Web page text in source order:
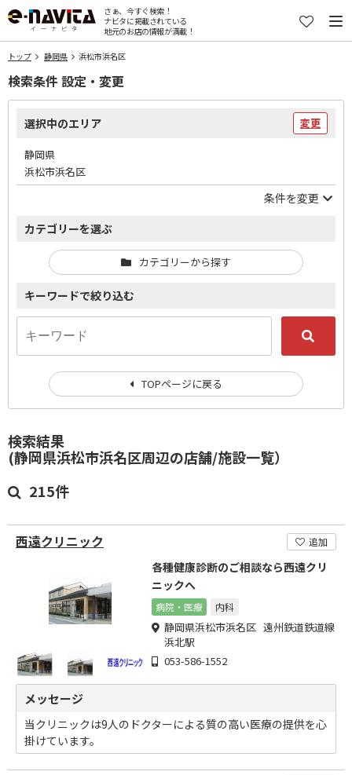
さぁ、今すぐ検索！
ナビタに掲載されている
地元のお店の情報が満載！
トップ 静岡県 浜松市浜名区
検索結果
(静岡県浜松市浜名区周辺の店舗/施設一覧）
215件
西遠クリニック 追加
各種健康診断のご相談なら西遠クリ
ニックへ
病院・医療 内科
静岡県浜松市浜名区 遠州鉄道鉄道線
浜北駅
053-586-1552
メッセージ
当クリニックは9人のドクターによる質の高い医療の提供を心
掛けています。
検索条件 設定・変更
選択中のエリア 変更
静岡県
浜松市浜名区
条件を変更
カテゴリーを選ぶ
カテゴリーから探す
キーワードで絞り込む
TOPページに戻る